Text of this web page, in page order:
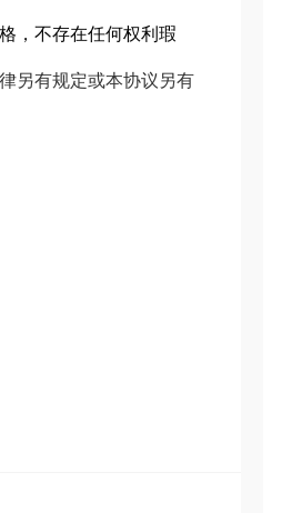
，不存在任何权利瑕
另有规定或本协议另有